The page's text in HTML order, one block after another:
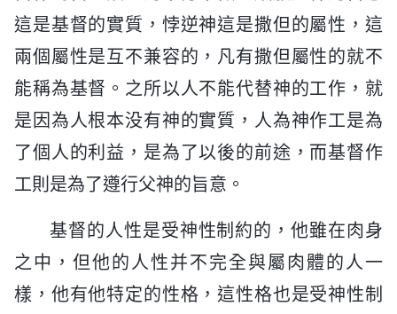
這是基督的實質，悖逆神這是撒但的屬性，這
兩個屬性是互不兼容的，凡有撒但屬性的就不
能稱為基督。之所以人不能代替神的工作，就
是因為人根本没有神的實質，人為神作工是為
了個人的利益，是為了以後的前途，而基督作
工則是為了遵行父神的旨意。
基督的人性是受神性制約的，他雖在肉身
之中，但他的人性并不完全與屬肉體的人一
樣，他有他特定的性格，這性格也是受神性制